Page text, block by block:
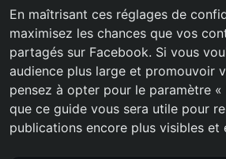
En maîtrisant ces réglages de
maximisez les chances que vos
partagés sur Facebook. Si vous
audience plus large et promouvoir
pensez à opter pour le paramètre «
que ce guide vous sera utile pour
publications encore plus visibles et